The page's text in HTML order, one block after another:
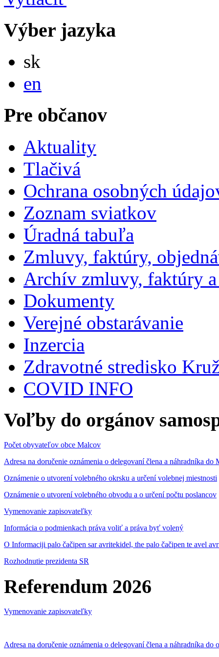
Výber jazyka
sk
en
Pre občanov
Aktuality
Tlačivá
Ochrana osobných
Zoznam sviatkov
Úradná tabuľa
Zmluvy, faktúry,
Archív zmluvy, faktúry
Dokumenty
Verejné obstarávanie
Inzercia
Zdravotné stredisko
COVID INFO
Voľby do orgánov
Počet obyvateľov obce Malcov
Adresa na doručenie oznámenia o delegovaní člena a náhradníka
Oznámenie o utvorení volebného okrsku a určení volebnej miestnosti
Oznámenie o utvorení volebného obvodu a o určení počtu poslancov
Vymenovanie zapisovateľky
Informácia o podmienkach práva voliť a práva byť volený
O Informaciji palo čačipen sar avritekidel, the palo čačipen te avel
Rozhodnutie prezidenta SR
Referendum 2026
Vymenovanie zapisovateľky
Adresa na doručenie oznámenia o delegovaní člena a náhradníka